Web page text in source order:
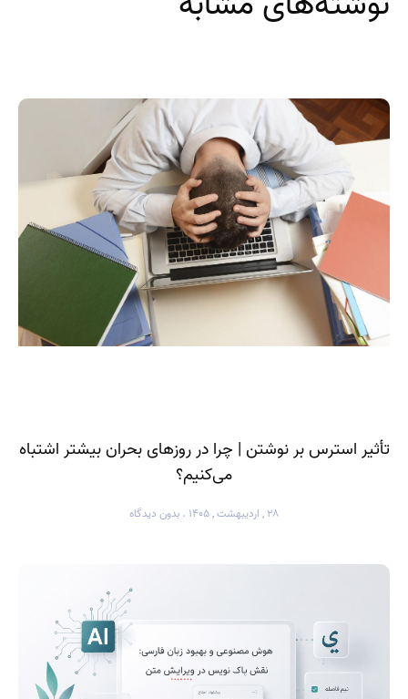
تأثیر استرس بر نوشتن | چرا در روزهای بحران بیشتر اشتباه
می‌کنیم؟
۲۸ , اردیبهشت , ۱۴۰۵ بدون دیدگاه